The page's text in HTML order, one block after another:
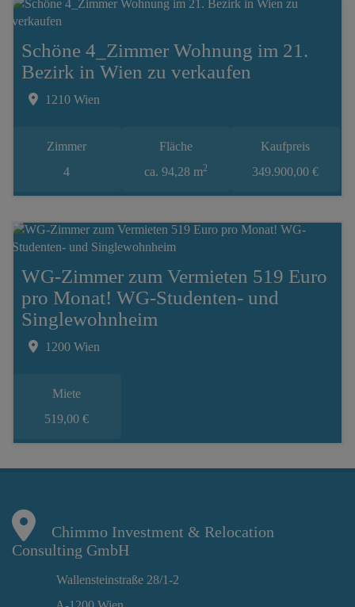
Schöne 4_Zimmer Wohnung im 21.
Bezirk in Wien zu verkaufen
1210 Wien
Zimmer
4
Fläche
ca. 94,28 m2
Kaufpreis
349.900,00 €
WG-Zimmer zum Vermieten 519 Euro
pro Monat! WG-Studenten- und
Singlewohnheim
1200 Wien
Miete
519,00 €
Chimmo Investment & Relocation
Consulting GmbH
Wallensteinstraße 28/1-2